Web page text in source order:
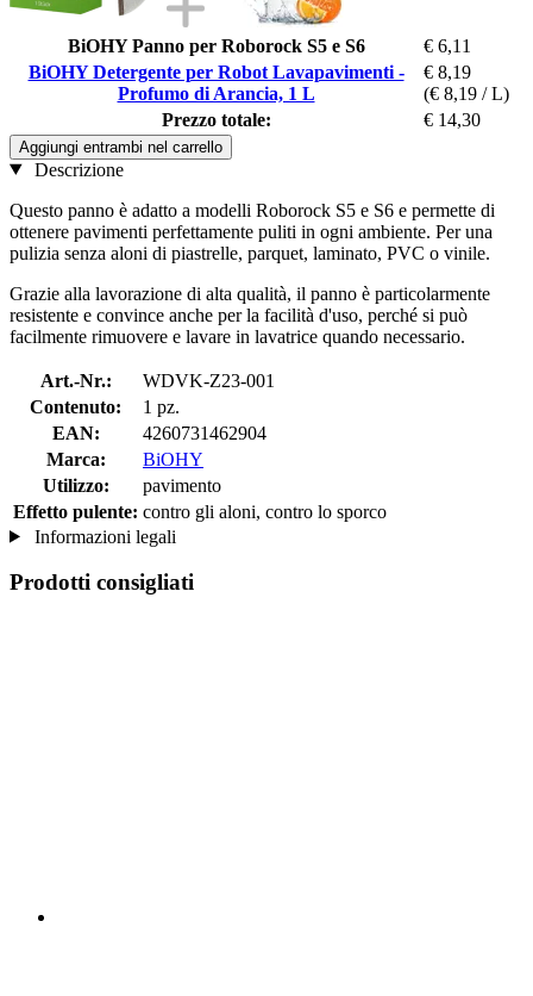
BiOHY Panno per Roborock S5 e S6
€ 6,11
BiOHY Detergente per Robot Lavapavimenti -
Profumo di Arancia, 1 L
€ 8,19
(€ 8,19 / L)
Prezzo totale:
€ 14,30
Aggiungi entrambi nel carrello
Descrizione
Questo panno è adatto a modelli Roborock S5 e S6 e permette di
ottenere pavimenti perfettamente puliti in ogni ambiente. Per una
pulizia senza aloni di piastrelle, parquet, laminato, PVC o vinile.
Grazie alla lavorazione di alta qualità, il panno è particolarmente
resistente e convince anche per la facilità d'uso, perché si può
facilmente rimuovere e lavare in lavatrice quando necessario.
Art.-Nr.:
WDVK-Z23-001
Contenuto:
1 pz.
EAN:
4260731462904
Marca:
BiOHY
Utilizzo:
pavimento
Effetto pulente: contro gli aloni, contro lo sporco
Informazioni legali
Prodotti consigliati